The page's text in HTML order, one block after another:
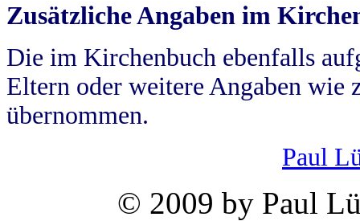
Zusätzliche Angaben im
Die im Kirchenbuch ebenfalls
Eltern oder weitere Angaben wie
übernommen.
Paul
© 2009 by Paul